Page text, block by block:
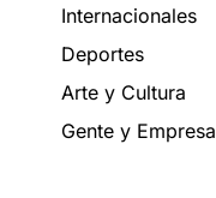
Internacionales
Deportes
Arte y Cultura
Gente y Empresa